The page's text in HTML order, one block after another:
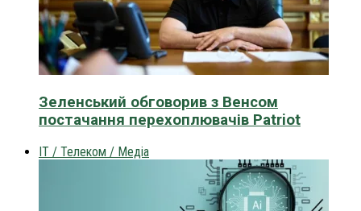
Зеленський обговорив з Венсом
постачання перехоплювачів Patriot
IT / Телеком / Медіа